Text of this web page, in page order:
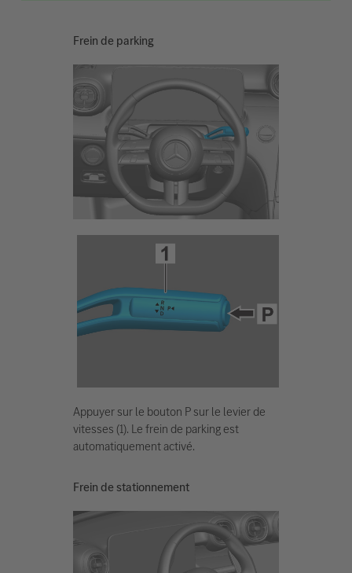
Frein de parking
Appuyer sur le bouton P sur le levier de
vitesses (1). Le frein de parking est
automatiquement activé.
Frein de stationnement